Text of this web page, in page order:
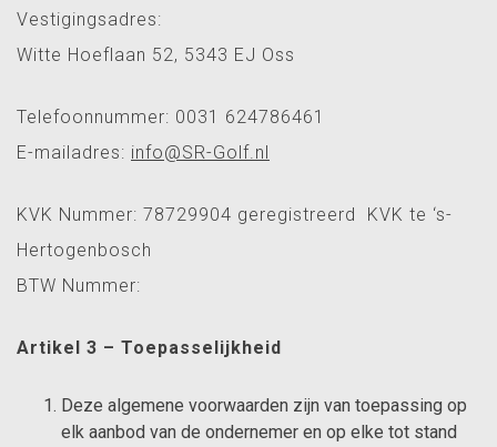
Vestigingsadres:
Witte Hoeflaan 52, 5343 EJ Oss
Telefoonnummer: 0031 624786461
E-mailadres: info@SR-Golf.nl
KVK Nummer: 78729904 geregistreerd KVK te ‘s-
Hertogenbosch
BTW Nummer:
Artikel 3 – Toepasselijkheid
Deze algemene voorwaarden zijn van toepassing op
elk aanbod van de ondernemer en op elke tot stand